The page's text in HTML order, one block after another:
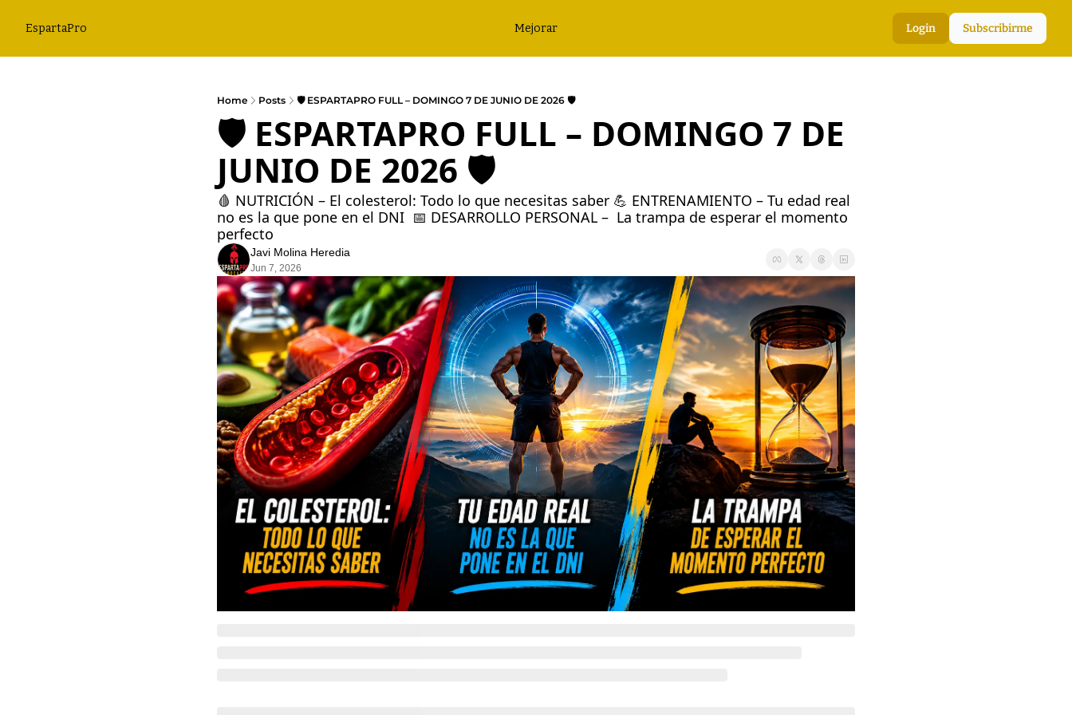
EspartaPro Mejorar Login Subscribirme
Home Posts 🛡️ ESPARTAPRO FULL – DOMINGO 7 DE JUNIO DE 2026 🛡️
🛡️ ESPARTAPRO FULL – DOMINGO 7 DE
JUNIO DE 2026 🛡️
🩸 NUTRICIÓN – El colesterol: Todo lo que necesitas saber 💪 ENTRENAMIENTO – Tu edad real
no es la que pone en el DNI  📅 DESARROLLO PERSONAL –  La trampa de esperar el momento
perfecto
Javi Molina Heredia
Jun 7, 2026